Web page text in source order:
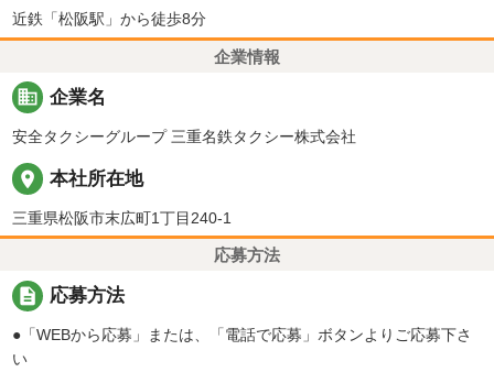
近鉄「松阪駅」から徒歩8分
企業情報
business 企業名
安全タクシーグループ 三重名鉄タクシー株式会社
place 本社所在地
三重県松阪市末広町1丁目240-1
応募方法
description 応募方法
●「WEBから応募」または、「電話で応募」ボタンよりご応募下さ
い